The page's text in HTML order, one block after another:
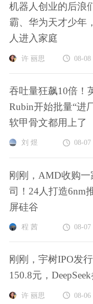
机器人创业的后浪
霸、华为天才少年
人进入家庭
许 丽思 08-08
吞吐量狂飙10倍！
Rubin开始批量“进
软甲骨文都用上了
刘 煜 08-07
刚刚，AMD收购
司！24人打造6nm
屏硅谷
程 茜 08-07
刚刚，宇树IPO发
150.8元，
许 丽思 08-06